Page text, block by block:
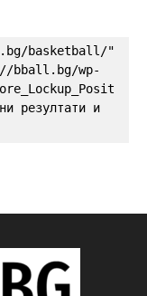
basketball/"
bball.bg/wp-
резултати и